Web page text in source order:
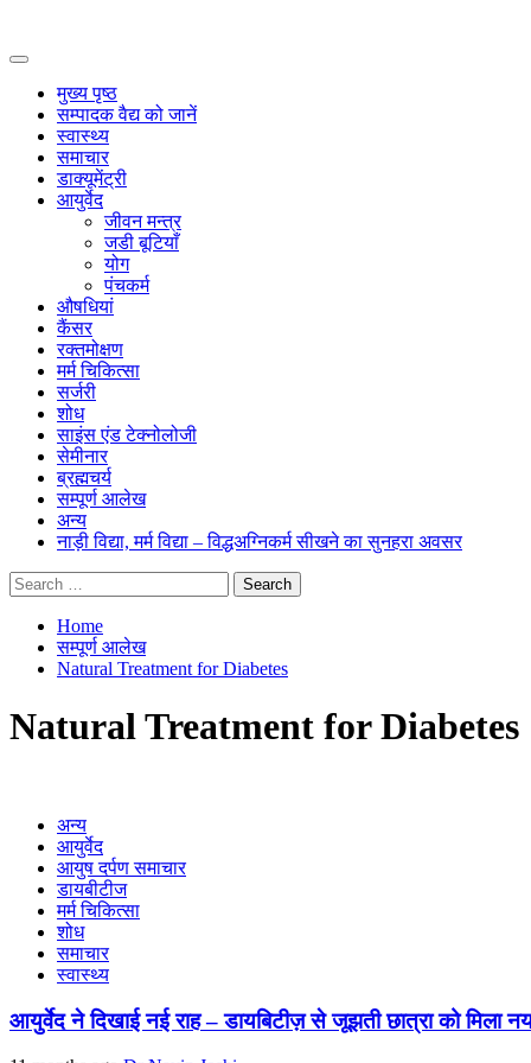
Primary
मुख्य पृष्ठ
सम्पादक वैद्य को जानें
स्वास्थ्य
समाचार
डाक्यूमेंट्री
आयुर्वेद
जीवन मन्त्र
जडी बूटियाँ
योग
पंचकर्म
औषधियां
कैंसर
रक्तमोक्षण
मर्म चिकित्सा
सर्जरी
शोध
साइंस एंड टेक्नोलोजी
सेमीनार
ब्रह्मचर्य
सम्पूर्ण आलेख
अन्य
नाड़ी विद्या, मर्म विद्या – विद्धअग्निकर्म सीखने का सुनहरा अवसर
Search
for:
Home
सम्पूर्ण आलेख
Natural Treatment for Diabetes
Natural Treatment for Diabetes
अन्य
आयुर्वेद
आयुष दर्पण समाचार
डायबीटीज
मर्म चिकित्सा
शोध
समाचार
स्वास्थ्य
आयुर्वेद ने दिखाई नई राह – डायबिटीज़ से जूझती छात्रा को मिला